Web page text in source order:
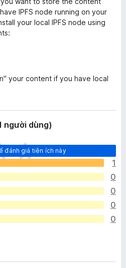
IPFS node running on your
your local IPFS node using
your content if you have local
người dùng)
đánh giá tiện ích này
1
0
0
0
0